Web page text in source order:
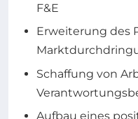
F&E
Erweiterung des
Schaffung von
Aufbau eines